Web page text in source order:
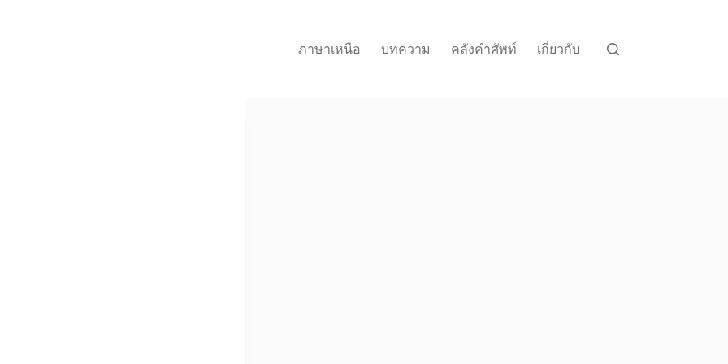
ภาษาเหนือ
บทความ คลังคำศัพท์ เกี่ยวกับ